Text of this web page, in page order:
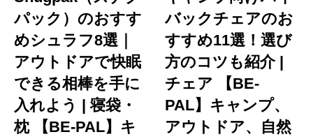
パック）のおすす
めシュラフ8選｜
アウトドアで快眠
できる相棒を手に
入れよう | 寝袋・
枕 【BE-PAL】キ
バックチェアのお
すすめ11選！選び
方のコツも紹介 |
チェア 【BE-
PAL】キャンプ、
アウトドア、自然